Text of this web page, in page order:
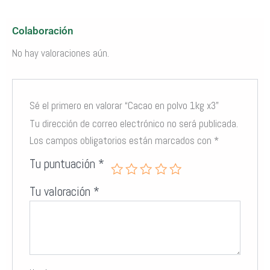
Modo de uso: Perfecto para batidos, postres, bebidas calientes o como
Colaboración
No hay valoraciones aún.
Sé el primero en valorar “Cacao en polvo 1kg x3”
Tu dirección de correo electrónico no será publicada.
Los campos obligatorios están marcados con *
Tu puntuación *
Tu valoración *